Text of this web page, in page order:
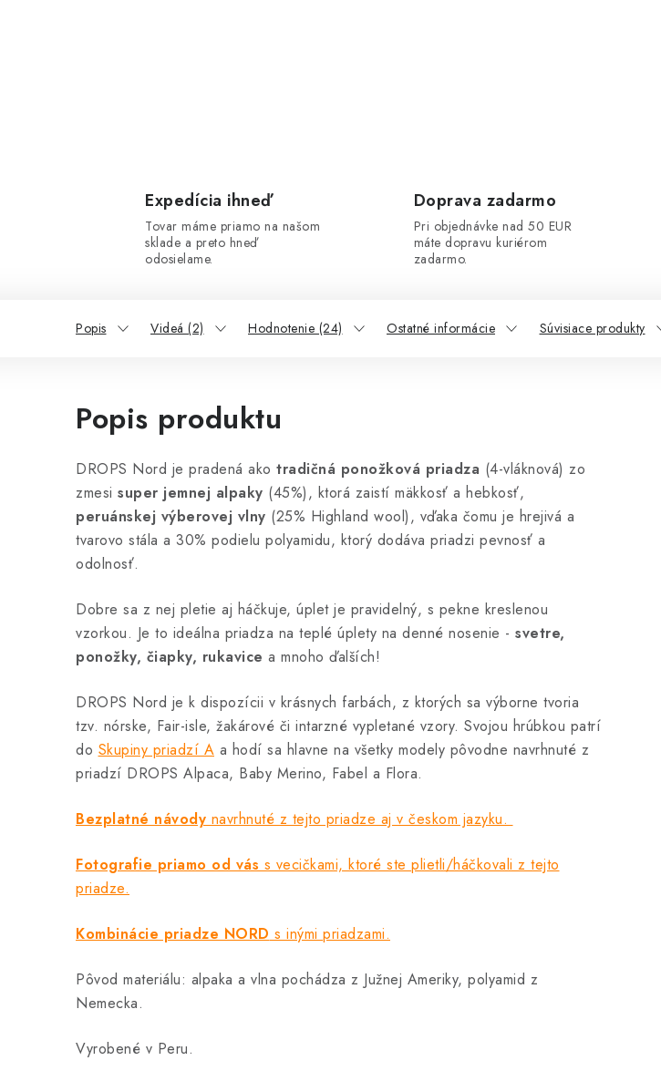
Expedícia ihneď
Tovar máme priamo na našom
sklade a preto hneď
odosielame.
Doprava zadarmo
Pri objednávke nad 50 EUR
máte dopravu kuriérom
zadarmo.
Popis Videá (2) Hodnotenie (24) Ostatné informácie Súvisiace produkty
Popis produktu
DROPS Nord je pradená ako tradičná ponožková priadza (4-vláknová) zo
zmesi super jemnej alpaky (45%), ktorá zaistí mäkkosť a hebkosť,
peruánskej výberovej vlny (25% Highland wool), vďaka čomu je hrejivá a
tvarovo stála a 30% podielu polyamidu, ktorý dodáva priadzi pevnosť a
odolnosť.
Dobre sa z nej pletie aj háčkuje, úplet je pravidelný, s pekne kreslenou
vzorkou. Je to ideálna priadza na teplé úplety na denné nosenie - svetre,
ponožky, čiapky, rukavice a mnoho ďalších!
DROPS Nord je k dispozícii v krásnych farbách, z ktorých sa výborne tvoria
tzv. nórske, Fair-isle, žakárové či intarzné vypletané vzory. Svojou hrúbkou patrí
do Skupiny priadzí A a hodí sa hlavne na všetky modely pôvodne navrhnuté z
priadzí DROPS Alpaca, Baby Merino, Fabel a Flora.
Bezplatné návody navrhnuté z tejto priadze aj v českom jazyku.
Fotografie priamo od vás s vecičkami, ktoré ste plietli/háčkovali z tejto
priadze.
Kombinácie priadze NORD s inými priadzami.
Pôvod materiálu: alpaka a vlna pochádza z Južnej Ameriky, polyamid z
Nemecka.
Vyrobené v Peru.